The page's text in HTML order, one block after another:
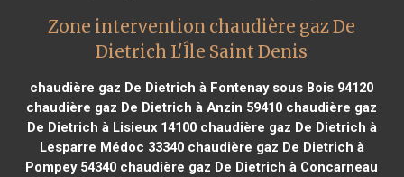
Zone intervention chaudière gaz De
Dietrich L'Île Saint Denis
chaudière gaz De Dietrich à Fontenay sous Bois 94120
chaudière gaz De Dietrich à Anzin 59410 chaudière gaz
De Dietrich à Lisieux 14100chaudière gaz De Dietrich à
Lesparre Médoc 33340chaudière gaz De Dietrich à
Pompey 54340 chaudière gaz De Dietrich à Concarneau